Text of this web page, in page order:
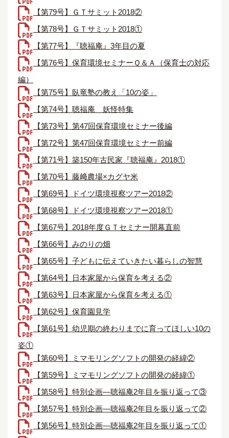
【第79号】ＧＴサミット2018②
【第78号】ＧＴサミット2018①
【第77号】『聴福庵』3年目の夏
【第76号】保育環境セミナーＱ＆Ａ（保育士の対応
編）
【第75号】臥竜塾の教え「10の姿」
【第74号】聴福庵＿妖怪特集
【第73号】第47回保育環境セミナー後編
【第72号】第47回保育環境セミナー前編
【第71号】築150年古民家『聴福庵』2018①
【第70号】藤﨑農場×カグヤ米
【第69号】ドイツ環境視察ツアー2018②
【第68号】ドイツ環境視察ツアー2018①
【第67号】2018年度ＧＴセミナー開幕直前
【第66号】みのりの畑
【第65号】子どもに伝えていきたい暮らしの智慧
【第64号】日本家屋から保育を考える②
【第63号】日本家屋から保育を考える①
【第62号】保育園見学
【第61号】幼児期の終わりまでに育ってほしい10の
姿①
【第60号】ミマモリングソフトの開発の経緯②
【第59号】ミマモリングソフトの開発の経緯①
【第58号】特別企画―聴福庵2年目を振り返って③
【第57号】特別企画―聴福庵2年目を振り返って②
【第56号】特別企画―聴福庵2年目を振り返って①